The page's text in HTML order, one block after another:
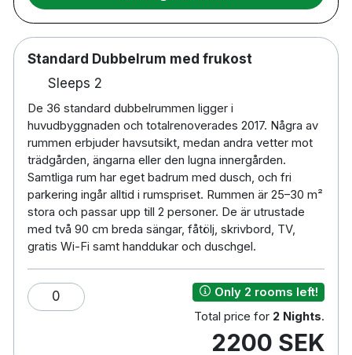
Dubbelrum (möjlighet att boka med kvällsmat
inkluderat)
Enkelrum (möjlighet att boka med kvällsmat
inkluderat)
Restaurang, bar
Gratis parkering
Rullstolsanpassat
Husdjurrum finns mot tillägg 150 kr per natt,
förbokas
7 km till Helsingborg
1 km till Råå Hamn/Centrum
Standard Dubbelrum med frukost
Sleeps 2
De 36 standard dubbelrummen ligger i
huvudbyggnaden och totalrenoverades 2017. Några av
rummen erbjuder havsutsikt, medan andra vetter mot
trädgården, ängarna eller den lugna innergården.
Samtliga rum har eget badrum med dusch, och fri
parkering ingår alltid i rumspriset. Rummen är 25–30 m²
stora och passar upp till 2 personer. De är utrustade
med två 90 cm breda sängar, fåtölj, skrivbord, TV,
gratis Wi-Fi samt handdukar och duschgel.
0
Only 2 rooms left!
Total price for 2 Nights.
2200 SEK